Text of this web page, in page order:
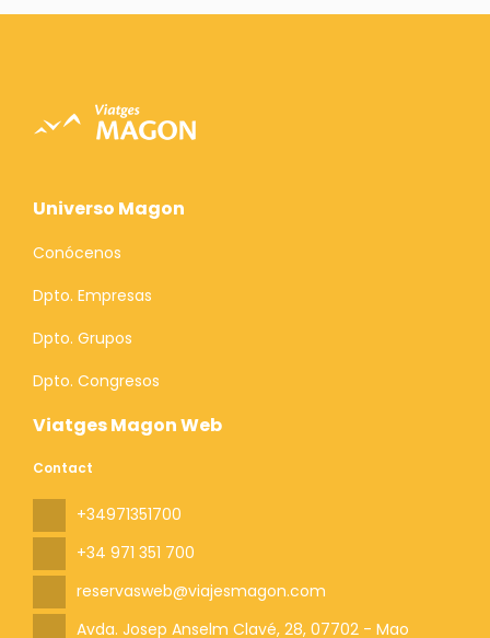
Viatges Magon Web
Contact
+34971351700
+34 971 351 700
reservasweb@viajesmagon.com
Avda. Josep Anselm Clavé, 28, 07702 - Mao
Universo Magon
Conócenos
Dpto. Empresas
Dpto. Grupos
Dpto. Congresos